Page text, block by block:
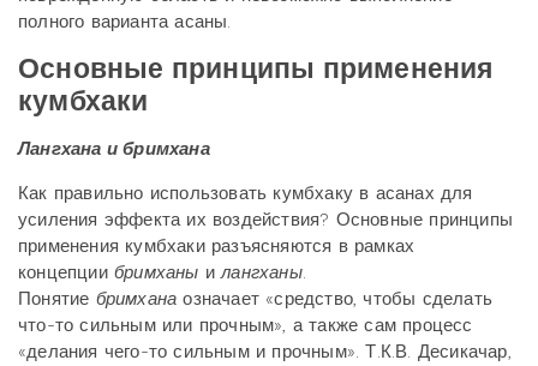
полного варианта асаны.
Основные принципы применения
кумбхаки
Лангхана и бримхана
Как правильно использовать кумбхаку в асанах для
усиления эффекта их воздействия? Основные принципы
применения кумбхаки разъясняются в рамках
концепции бримханы илангханы.
Понятие бримхана означает «средство, чтобы сделать
что-то сильным или прочным», а также сам процесс
«делания чего-то сильным и прочным». Т.К.В. Десикачар,